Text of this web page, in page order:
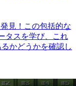
見！この包括的な
タスを学び、これ
かどうかを確認し